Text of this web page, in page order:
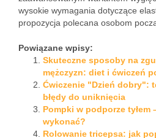
wysokie wymagania dotyczące
propozycja polecana osobom
Powiązane wpisy:
Skuteczne sposoby na
mężczyzn: diet i ćwiczeń
Ćwiczenie "Dzień dobry":
błędy do uniknięcia
Pompki w podporze tyłem
wykonać?
Rolowanie tricepsa: jak